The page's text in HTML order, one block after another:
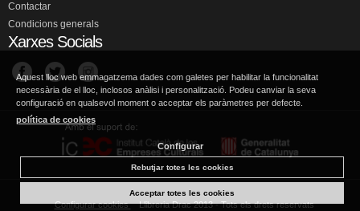
Contactar
Condicions generals
Xarxes Socials
Configurar cookies Llibreria Drac 2013 - Tots els drets reservats
Aquest lloc web emmagatzema dades com galetes per habilitar la funcionalitat
necessària de el lloc, inclosos anàlisi i personalització. Podeu canviar la seva
configuració en qualsevol moment o acceptar els paràmetres per defecte.
política de cookies
Configurar
Rebutjar totes les cookies
Acceptar totes les cookies